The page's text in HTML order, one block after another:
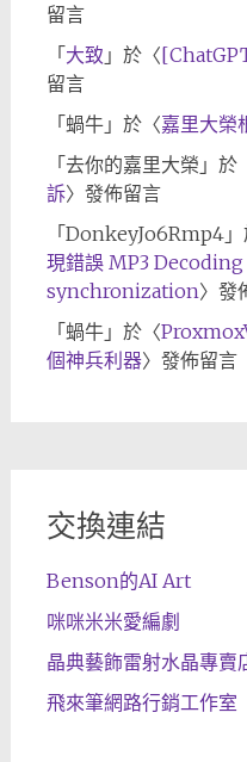
留言
「 大致 」於〈
留言
「 蝸牛」於〈嘉里大榮
「 去你的嘉里大榮 」於
訴〉發佈留言
「 DonkeyJo6Rmp4
現錯誤 MP3
synchronization〉發
「 蝸牛」於〈
個神兵利器〉發佈留言
交換連結
Benson的AI Art
咪咪米米愛編劇
晶典藝飾雷射水晶專賣
飛來筆網路行銷工作室